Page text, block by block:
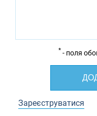
* - поля
Зареєструватися